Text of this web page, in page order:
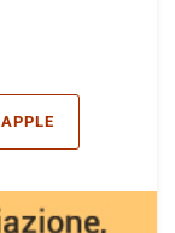
APPLE